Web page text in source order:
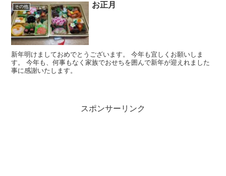
その他 お正月
新年明けましておめでとうございます。 今年も宜しくお願いしま
す。 今年も、何事もなく家族でおせちを囲んで新年が迎えれました
事に感謝いたします。
スポンサーリンク